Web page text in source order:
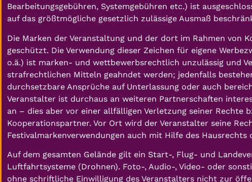
Bearbeitungsgebühren, Systemgebühren etc.) ist
auf das größtmögliche gesetzlich zulässige Ausmaß
Die Marken der Veranstaltung und der dort im Rahmen von
geschützt. Die Verwendung dieser Zeichen für eigene
o.ä.) ist marken- und wettbewerbsrechtlich unzulässig und
strafrechtlichen Mitteln geahndet werden; jedenfalls
durchsetzbare Ansprüche auf Unterlassung oder auch
Veranstalter ist durchaus an weiteren Partnerschaften
an – dies aber vor einer allfälligen Verletzung seiner Rechte
Kooperationspartner. Vor Ort wird der Veranstalter seine
Festivalmarkenverwendungen auch mit Hilfe des Hausrechts
Auf dem gesamten Gelände gilt ein Start-, Flug- und
Luftfahrtsysteme (Drohnen). Foto-, Audio-, Video- oder
ohne schriftliche Einwilligung des Veranstalters nicht zur